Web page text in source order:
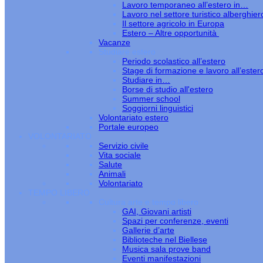
Lavoro temporaneo all’estero in…
Lavoro nel settore turistico
Il settore agricolo in Europa
Estero – Altre opportunità
Vacanze
Studiare estero
Periodo scolastico all’estero
Stage di formazione e lavoro
Studiare in…
Borse di studio all'estero
Summer school
Soggiorni linguistici
Volontariato estero
Portale europeo
VOLONTARIATO
Servizio civile
Vita sociale
Salute
Animali
Volontariato
TEMPO LIBERO
Cultura arte e tempo libero
GAI, Giovani artisti
Spazi per conferenze, eventi
Gallerie d’arte
Biblioteche nel Biellese
Musica sala prove band
Eventi manifestazioni